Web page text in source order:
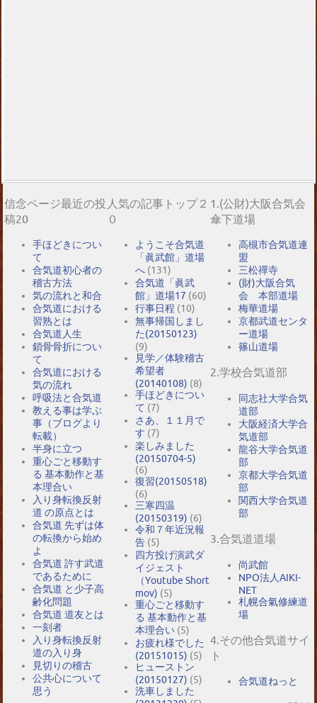
信念ページ最近の投
稿20
手ほどきについ
て
合気道初心者の
稽古方法
気の流れと和合
合気道における
習熟とは
合気道人生
鎖骨骨折につい
て
合気道における
気の流れ
呼吸法と合気道
教える事は学ぶ
事（ブログより
転載）
半身に立つ
重心ごと移動す
る 基本動作と基
本理合い
入り身転換反射
道 の原点とは
合気道 先ずは体
の転換から始め
よ
合気道 許す武道
であるために
合気道 と少子高
齢化問題
合気道 道友とは
一刻者
入り身転換反射
道の入り身
見切りの稽古
公共心について
思う
人気の記事トップ２
０
ようこそ合気道
「眞武館」道場
へ (131)
合気道「眞武
館」道場17 (60)
行事日程 (10)
無事帰国しまし
た(20150123)
(9)
見学／体験稽古
希望者
(20140108) (8)
手ほどきについ
て (7)
さあ、１１月で
す (7)
楽しみました
(20150704-5)
(6)
復習(20150518)
(6)
三寒四温
(20150319) (6)
令和７年近況報
告 (5)
四方投げ演武ダ
イジェスト
（Youtube Short
mov) (5)
重心ごと移動す
る 基本動作と基
本理合い (5)
お疲れ様でした
(20151015) (5)
ヒューストン
(20150127) (5)
洗車しました
1.(公財)大阪合気会
傘下道場
高槻市合気道連
盟
三松禪寺
(財)大阪合気
会 本部道場
梅華道場
京都武道センタ
ー道場
篠山道場
2.学校合気道部
同志社大学合気
道部
大阪経済大学合
気道部
龍谷大学合気道
部
京都大学合気道
部
関西大学合気道
部
3.合気道道場
尚武館
NPO法人AIKI-
NET
札幌合氣修練道
場
4.その他合気道サイ
ト
合気道ねっと